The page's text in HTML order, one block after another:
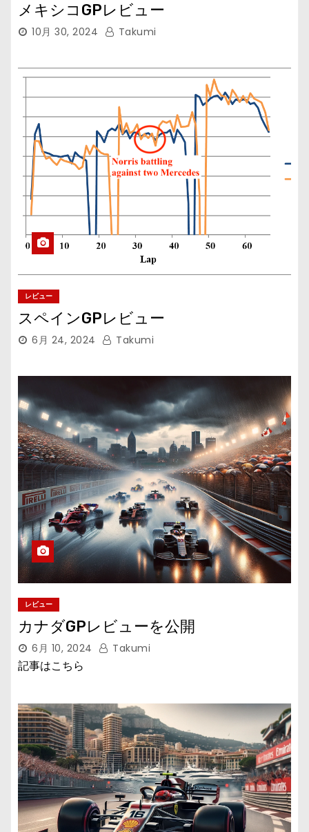
メキシコGPレビュー
10月 30, 2024 Takumi
レビュー
スペインGPレビュー
6月 24, 2024 Takumi
レビュー
カナダGPレビューを公開
6月 10, 2024 Takumi
記事はこちら